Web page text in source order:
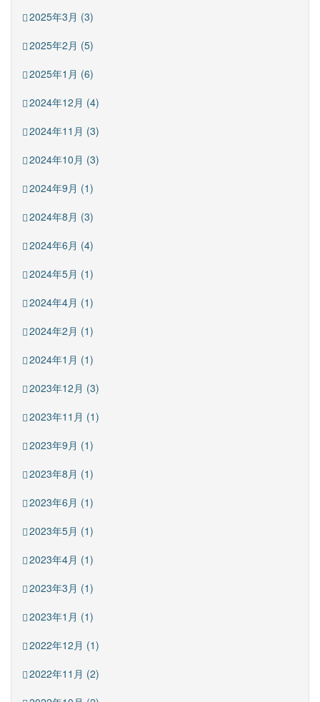
2025年3月 (3)
2025年2月 (5)
2025年1月 (6)
2024年12月 (4)
2024年11月 (3)
2024年10月 (3)
2024年9月 (1)
2024年8月 (3)
2024年6月 (4)
2024年5月 (1)
2024年4月 (1)
2024年2月 (1)
2024年1月 (1)
2023年12月 (3)
2023年11月 (1)
2023年9月 (1)
2023年8月 (1)
2023年6月 (1)
2023年5月 (1)
2023年4月 (1)
2023年3月 (1)
2023年1月 (1)
2022年12月 (1)
2022年11月 (2)